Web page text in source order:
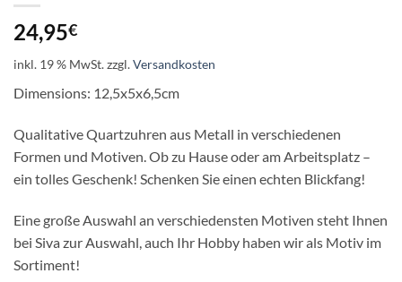
24,95€
inkl. 19 % MwSt.zzgl.Versandkosten
Dimensions: 12,5x5x6,5cm
Qualitative Quartzuhren aus Metall in verschiedenen
Formen und Motiven. Ob zu Hause oder am Arbeitsplatz –
ein tolles Geschenk! Schenken Sie einen echten Blickfang!
Eine große Auswahl an verschiedensten Motiven steht Ihnen
bei Siva zur Auswahl, auch Ihr Hobby haben wir als Motiv im
Sortiment!